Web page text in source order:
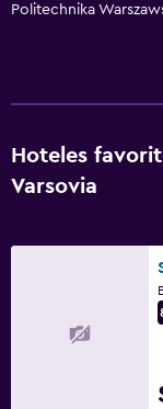
Politechnika
Hoteles
Varsovia